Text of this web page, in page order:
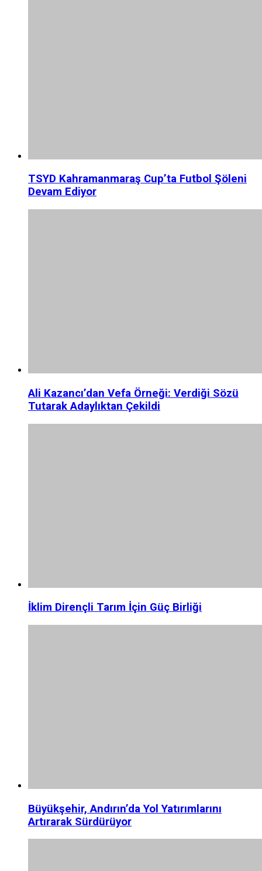
TSYD Kahramanmaraş Cup’ta Futbol Şöleni
Devam Ediyor
Ali Kazancı’dan Vefa Örneği: Verdiği Sözü
Tutarak Adaylıktan Çekildi
İklim Dirençli Tarım İçin Güç Birliği
Büyükşehir, Andırın’da Yol Yatırımlarını
Artırarak Sürdürüyor